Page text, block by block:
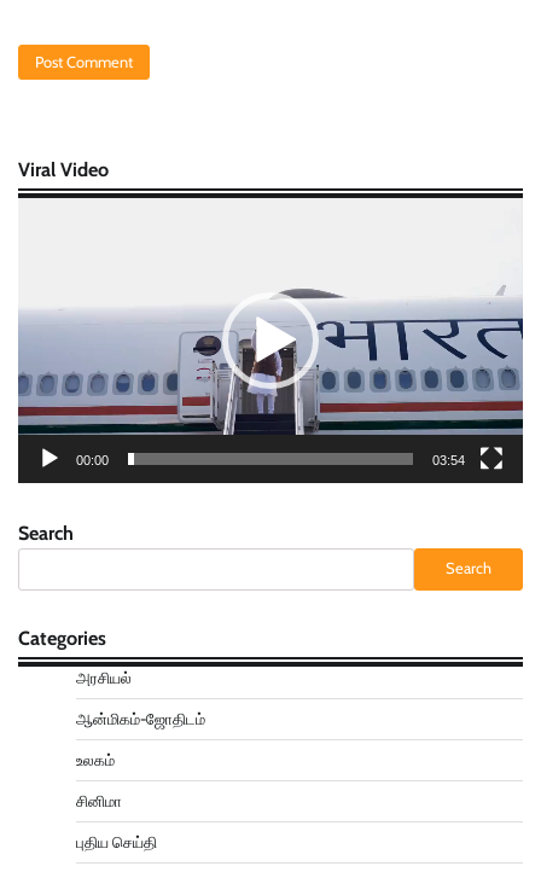
Viral Video
00:00 03:54
Search
Search
Categories
அரசியல்
ஆன்மிகம்-ஜோதிடம்
உலகம்
சினிமா
புதிய செய்தி